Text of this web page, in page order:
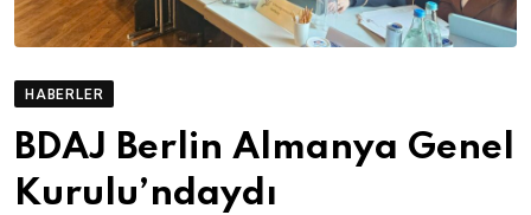
HABERLER
BDAJ Berlin Almanya Genel
Kurulu’ndaydı